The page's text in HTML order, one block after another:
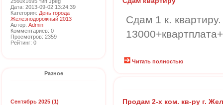
Дата: 2013-09-02 13:24:39
Категория: День города
Железнодорожный 2013
Автор: Admin
Комментариев: 0
Просмотров: 2359
Рейтинг: 0
Разное
Сентябрь 2025 (1)
Сдам 1 к.
Читать полностью
Продам 2-х ком. кв-ру г.